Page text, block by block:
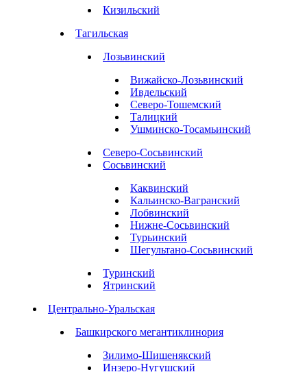
Кизильский
Тагильская
Лозьвинский
Вижайско-Лозьвинский
Ивдельский
Северо-Тошемский
Талицкий
Ушминско-Тосамьинский
Северо-Сосьвинский
Сосьвинский
Каквинский
Кальинско-Вагранский
Лобвинский
Нижне-Сосьвинский
Турьинский
Шегультано-Сосьвинский
Туринский
Ятринский
Центрально-Уральская
Башкирского мегантиклинория
Зилимо-Шишенякский
Инзеро-Нугушский